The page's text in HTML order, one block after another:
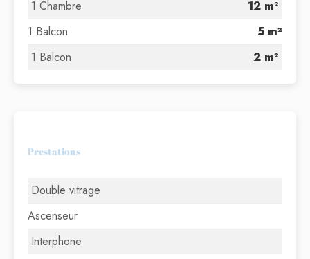
1 Chambre
12 m²
1 Balcon
5 m²
1 Balcon
2 m²
Prestations
Double vitrage
Ascenseur
Interphone